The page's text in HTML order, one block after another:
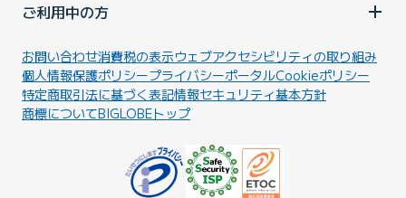
ご利用中の方
お問い合わせ消費税の表示ウェブアクセシビリティの取り組み
個人情報保護ポリシープライバシーポータルCookieポリシー
特定商取引法に基づく表記情報セキュリティ基本方針
商標についてBIGLOBEトップ